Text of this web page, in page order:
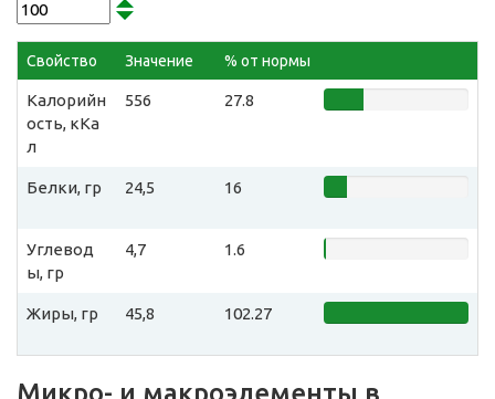
Свойство Значение % от нормы
Калорийн
ость, кКа
л
556 27.8
Белки, гр 24,5 16
Углевод
ы, гр
4,7 1.6
Жиры, гр 45,8 102.27